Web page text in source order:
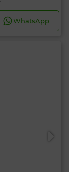
WhatsApp